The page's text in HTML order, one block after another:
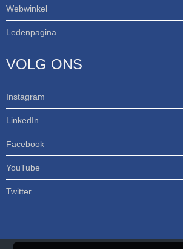
Webwinkel
Ledenpagina
VOLG ONS
Instagram
LinkedIn
Facebook
YouTube
Twitter